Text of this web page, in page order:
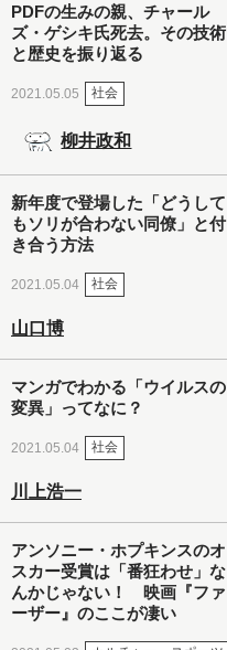
PDFの生みの親、チャール
ズ・ゲシキ氏死去。その技術
と歴史を振り返る
2021.05.05 社会
柳井政和
新年度で登場した「どうして
もソリが合わない同僚」と付
き合う方法
2021.05.04 社会
山口博
マンガでわかる「ウイルスの
変異」ってなに？
2021.05.04 社会
川上浩一
アンソニー・ホプキンスのオ
スカー受賞は「番狂わせ」な
んかじゃない！ 映画『ファ
ーザー』のここが凄い